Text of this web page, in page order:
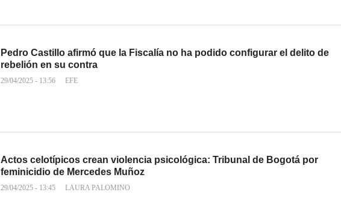
Pedro Castillo afirmó que la Fiscalía no ha podido configurar el delito de
rebelión en su contra
29/04/2025 - 13:56 EFE
Actos celotípicos crean violencia psicológica: Tribunal de Bogotá por
feminicidio de Mercedes Muñoz
29/04/2025 - 13:45 LAURA PALOMINO